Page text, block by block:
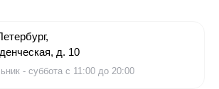
д. 10
- суббота с 11:00 до 20:00